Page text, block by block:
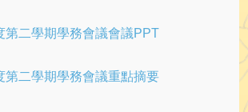
第二學期學務會議會議PPT
第二學期學務會議重點摘要